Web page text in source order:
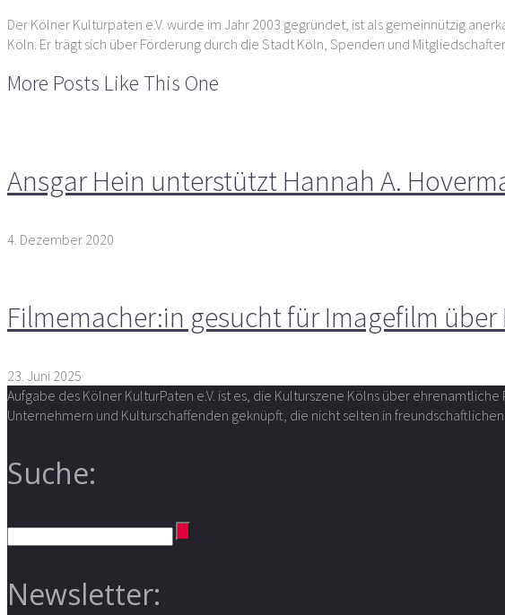
Der Kölner Kulturpaten e.V. wurde im Jahr 2003 gegründet, ist als gemeinnützig
Köln. Er trägt sich über Förderung durch die Stadt Köln, Spenden und
More Posts Like This One
Ansgar Hein unterstützt Hannah A.
4. Dezember 2020
Filmemacher:in gesucht für Imagefilm
23. Juni 2025
Aufgabe des Kölner KulturPaten e.V. ist es, die Kulturszene Kölns über
Unternehmern und Kulturschaffenden geknüpft, die nicht selten in
Suche:
Newsletter: